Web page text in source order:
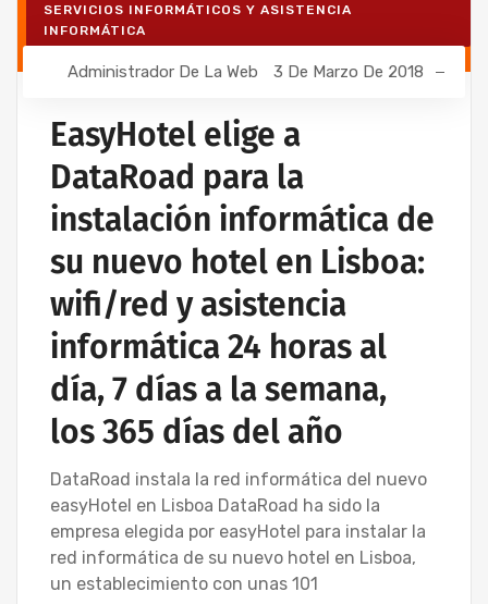
SERVICIOS INFORMÁTICOS Y ASISTENCIA
INFORMÁTICA
Administrador De La Web 3 De Marzo De 2018
EasyHotel elige a
DataRoad para la
instalación informática de
su nuevo hotel en Lisboa:
wifi/red y asistencia
informática 24 horas al
día, 7 días a la semana,
los 365 días del año
DataRoad instala la red informática del nuevo
easyHotel en Lisboa DataRoad ha sido la
empresa elegida por easyHotel para instalar la
red informática de su nuevo hotel en Lisboa,
un establecimiento con unas 101